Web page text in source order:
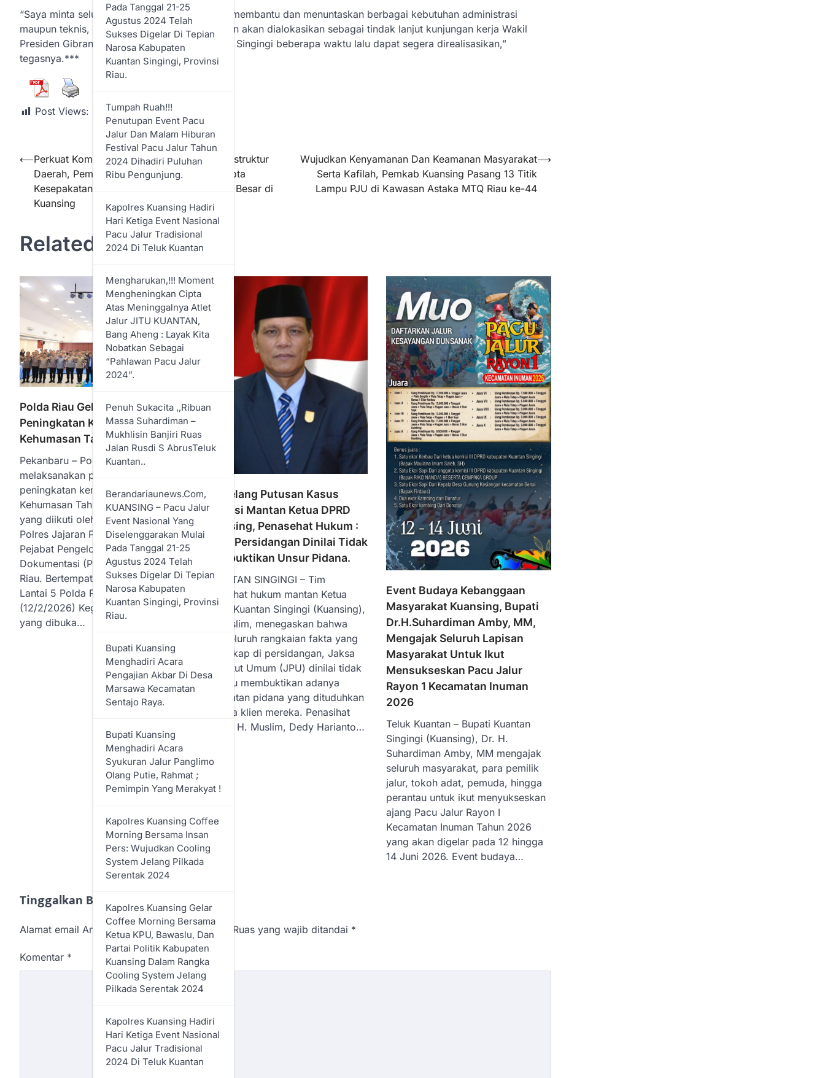
Pada Tanggal 21-25
Agustus 2024 Telah
Sukses Digelar Di Tepian
Narosa Kabupaten
Kuantan Singingi, Provinsi
Riau.
Tumpah Ruah!!!
Penutupan Event Pacu
Jalur Dan Malam Hiburan
Festival Pacu Jalur Tahun
2024 Dihadiri Puluhan
Ribu Pengunjung.
Kapolres Kuansing Hadiri
Hari Ketiga Event Nasional
Pacu Jalur Tradisional
2024 Di Teluk Kuantan
Mengharukan,!!! Moment
Mengheningkan Cipta
Atas Meninggalnya Atlet
Jalur JITU KUANTAN,
Bang Aheng : Layak Kita
Nobatkan Sebagai
“Pahlawan Pacu Jalur
2024”.
Penuh Sukacita ,,Ribuan
Massa Suhardiman –
Mukhlisin Banjiri Ruas
Jalan Rusdi S AbrusTeluk
Kuantan..
Berandariaunews.com,
KUANSING – Pacu Jalur
Event Nasional Yang
Diselenggarakan Mulai
Pada Tanggal 21-25
Agustus 2024 Telah
Sukses Digelar Di Tepian
Narosa Kabupaten
Kuantan Singingi, Provinsi
Riau.
Bupati Kuansing
Menghadiri Acara
Pengajian Akbar Di Desa
Marsawa Kecamatan
Sentajo Raya.
Bupati Kuansing
Menghadiri Acara
Syukuran Jalur Panglimo
Olang Putie, Rahmat ;
Pemimpin Yang Merakyat !
Kapolres Kuansing Coffee
Morning Bersama Insan
Pers: Wujudkan Cooling
System Jelang Pilkada
Serentak 2024
Kapolres Kuansing Gelar
Coffee Morning Bersama
Ketua KPU, Bawaslu, Dan
Partai Politik Kabupaten
Kuansing Dalam Rangka
Cooling System Jelang
Pilkada Serentak 2024
Kapolres Kuansing Hadiri
Hari Ketiga Event Nasional
Pacu Jalur Tradisional
2024 Di Teluk Kuantan
“Saya minta seluruh stakeholder terkait untuk membantu dan menuntaskan berbagai kebutuhan administrasi
maupun teknis, agar dana pusat yang telah dan akan dialokasikan sebagai tindak lanjut kunjungan kerja Wakil
Presiden Gibran Rakabuming Raka ke Kuantan Singingi beberapa waktu lalu dapat segera direalisasikan,”
tegasnya.***
Post Views: 207
⟵Perkuat Komitmen Dalam Penanganan Infrastruktur
Daerah, Pemkab Kuansing Tandatangani Nota
Kesepakatan Dengan Sejumlah Perusahaan Besar di
Kuansing
Wujudkan Kenyamanan Dan Keamanan Masyarakat
Serta Kafilah, Pemkab Kuansing Pasang 13 Titik
Lampu PJU di Kawasan Astaka MTQ Riau ke-44
⟶
Related Posts
Polda Riau Gelar Pelatihan
Peningkatan Kemampuan
Kehumasan Tahun 2026
Pekanbaru – Polda Riau
melaksanakan pelatihan
peningkatan kemampuan
Kehumasan Tahun Anggaran 2026,
yang diikuti oleh Para Kasi Humas
Polres Jajaran Polda Riau serta
Pejabat Pengelola Informasi dan
Dokumentasi (PPID) Satker Polda
Riau. Bertempat di Aula Tribrata
Lantai 5 Polda Riau. Kamis
(12/2/2026) Kegiatan pelatihan
yang dibuka…
Menjelang Putusan Kasus
Korupsi Mantan Ketua DPRD
Kuansing, Penasehat Hukum :
Fakta Persidangan Dinilai Tidak
Membuktikan Unsur Pidana.
KUANTAN SINGINGI – Tim
penasihat hukum mantan Ketua
DPRD Kuantan Singingi (Kuansing),
H. Muslim, menegaskan bahwa
dari seluruh rangkaian fakta yang
terungkap di persidangan, Jaksa
Penuntut Umum (JPU) dinilai tidak
mampu membuktikan adanya
perbuatan pidana yang dituduhkan
kepada klien mereka. Penasihat
hukum H. Muslim, Dedy Harianto…
Event Budaya Kebanggaan
Masyarakat Kuansing, Bupati
Dr.H.Suhardiman Amby, MM,
Mengajak Seluruh Lapisan
Masyarakat Untuk Ikut
Mensukseskan Pacu Jalur
Rayon 1 Kecamatan Inuman
2026
Teluk Kuantan – Bupati Kuantan
Singingi (Kuansing), Dr. H.
Suhardiman Amby, MM mengajak
seluruh masyarakat, para pemilik
jalur, tokoh adat, pemuda, hingga
perantau untuk ikut menyukseskan
ajang Pacu Jalur Rayon I
Kecamatan Inuman Tahun 2026
yang akan digelar pada 12 hingga
14 Juni 2026. Event budaya…
Tinggalkan Balasan
Alamat email Anda tidak akan dipublikasikan. Ruas yang wajib ditandai *
Komentar *